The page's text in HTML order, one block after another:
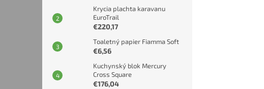
Krycia plachta karavanu
EuroTrail
€220,17
Toaletný papier Fiamma Soft
€6,56
Kuchynský blok Mercury
Cross Square
€176,04